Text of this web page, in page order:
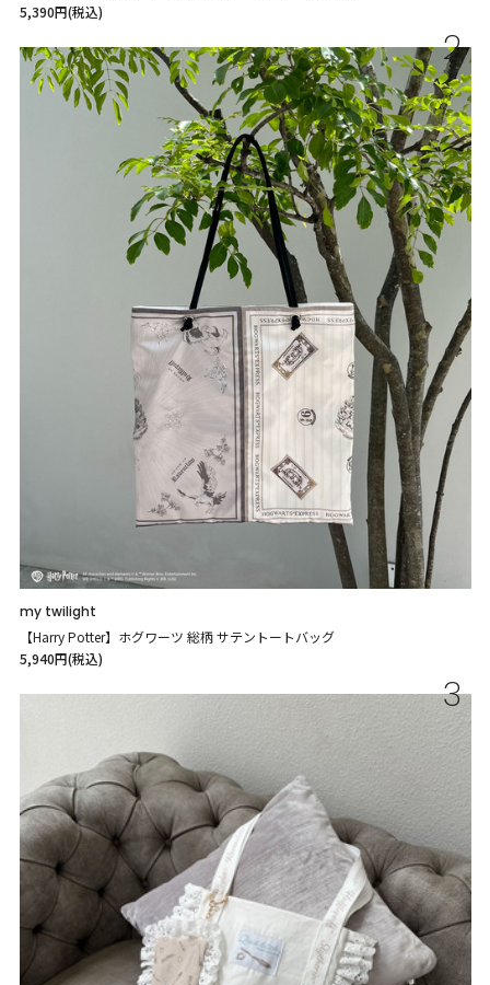
5,390円(税込)
2
my twilight
【Harry Potter】ホグワーツ 総柄 サテントートバッグ
5,940円(税込)
3